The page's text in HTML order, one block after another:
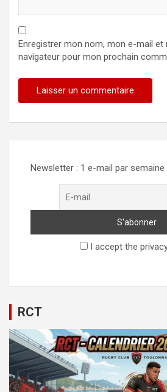
Enregistrer mon nom, mon e-mail et
navigateur pour mon prochain
Newsletter : 1 e-mail par semaine
I accept the
RCT